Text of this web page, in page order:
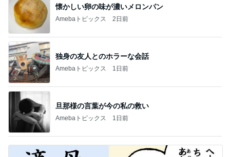
懐かしい卵の味が濃いメロンパン
Amebaトピックス 2日前
独身の友人とのホラーな会話
Amebaトピックス 1日前
旦那様の言葉が今の私の救い
Amebaトピックス 1日前